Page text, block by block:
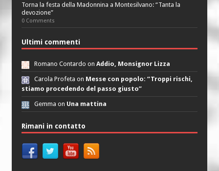
Torna la festa della Madonnina a Montesilvano: “Tanta la
devozione”
0 Comments
Ultimi commenti
Romano Contardo on Addio, Monsignor Lizza
Carola Profeta on Messe con popolo: “Troppi rischi,
stiamo procedendo del passo giusto”
Gemma on Una mattina
Rimani in contatto